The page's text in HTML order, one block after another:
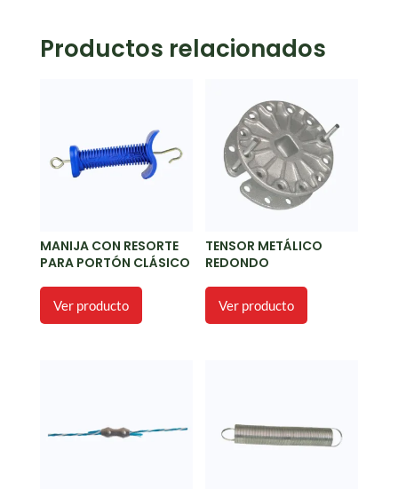
Productos relacionados
MANIJA CON RESORTE
PARA PORTÓN CLÁSICO
Ver producto
TENSOR METÁLICO
REDONDO
Ver producto